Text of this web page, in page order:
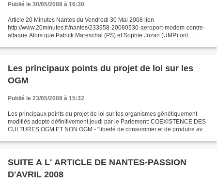
Publié le 30/05/2008 à 16:30
Article 20 Minutes Nantes du Vendredi 30 Mai 2008 lien
http://www.20minutes.fr/nantes/233958-20080530-aeroport-modem-contre-
attaque Alors que Patrick Mareschal (PS) et Sophie Jozan (UMP) ont
Landes,...
Les principaux points du projet de loi sur les
OGM
Publié le 23/05/2008 à 15:32
Les principaux points du projet de loi sur les organismes génétiquement
modifiés adopté définitivement jeudi par le Parlement: COEXISTENCE DES
CULTURES OGM ET NON OGM - "liberté de consommer et de produire avec
SUITE A L' ARTICLE DE NANTES-PASSION
D'AVRIL 2008